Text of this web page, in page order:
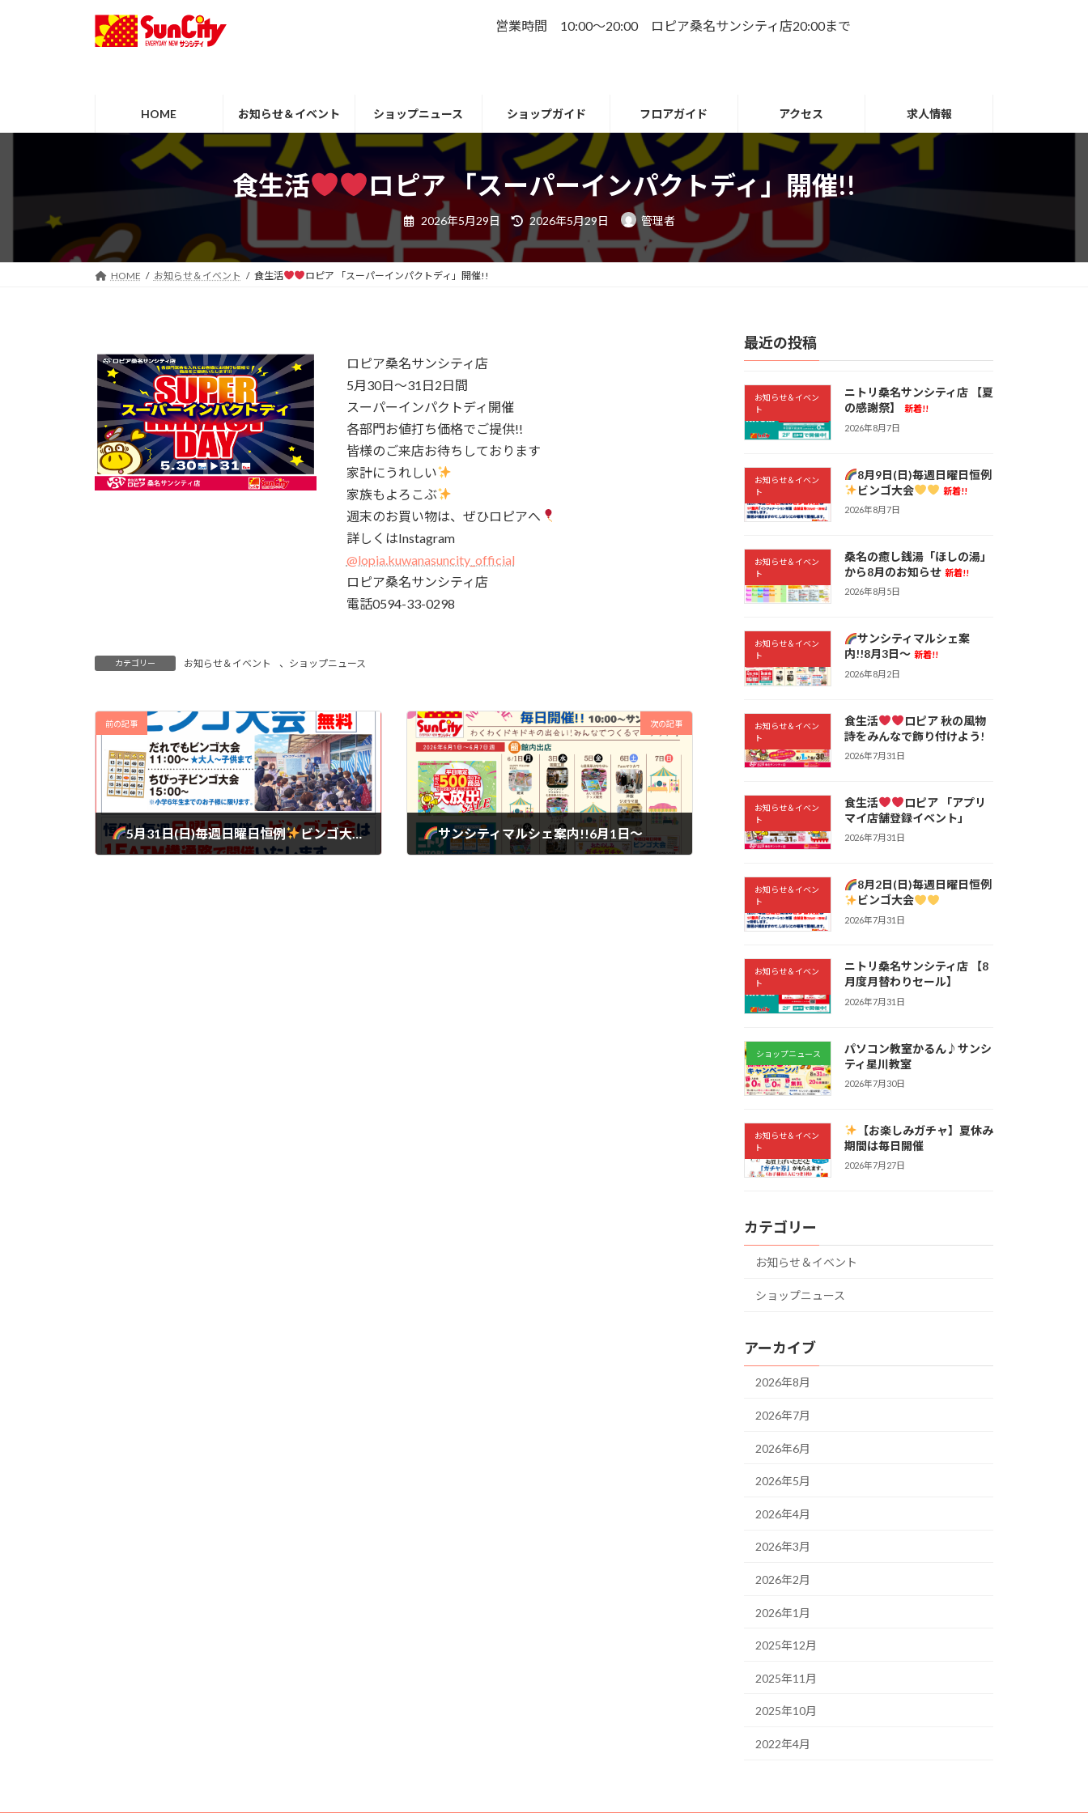
営業時間 10:00～20:00 ロピア桑名サンシティ店20:00まで
HOME お知らせ＆イベント ショップニュース ショップガイド フロアガイド アクセス 求人情報
食生活 ロピア 「スーパーインパクトディ」開催!!
2026年5月29日
最
終
更
新
日
2026年5月29日 管理者
HOME お知らせ＆イベント 食生活 ロピア 「スーパーインパクトディ」開催!!
ロピア桑名サンシティ店
5月30日～31日2日間
スーパーインパクトディ開催
各部門お値打ち価格でご提供!!
皆様のご来店お待ちしております
家計にうれしい
家族もよろこぶ
週末のお買い物は、ぜひロピアへ
詳しくはInstagram
@lopia.kuwanasuncity_official
ロピア桑名サンシティ店
電話0594-33-0298
カテゴリー お知らせ＆イベント 、 ショップニュース
前の記事
5月31日(日)毎週日曜日恒例 ビンゴ大会
次の記事
サンシティマルシェ案内!!6月1日～
最近の投稿
お知らせ＆イベン
ト
ニトリ桑名サンシティ店 【夏
の感謝祭】
新着!!
2026年8月7日
お知らせ＆イベン
ト
8月9日(日)毎週日曜日恒例
ビンゴ大会
新着!!
2026年8月7日
お知らせ＆イベン
ト
桑名の癒し銭湯「ほしの湯」
から8月のお知らせ 新着!!
2026年8月5日
お知らせ＆イベン
ト
サンシティマルシェ案
内!!8月3日～ 新着!!
2026年8月2日
お知らせ＆イベン
ト
食生活
ロピア 秋の風物
詩をみんなで飾り付けよう!
2026年7月31日
お知らせ＆イベン
ト
食生活
ロピア 「アプリ
マイ店舗登録イベント」
2026年7月31日
お知らせ＆イベン
ト
8月2日(日)毎週日曜日恒例
ビンゴ大会
2026年7月31日
お知らせ＆イベン
ト
ニトリ桑名サンシティ店 【8
月度月替わりセール】
2026年7月31日
ショップニュース
パソコン教室かるん♪サンシ
ティ星川教室
2026年7月30日
お知らせ＆イベン
ト
【お楽しみガチャ】夏休み
期間は毎日開催
2026年7月27日
カテゴリー
お知らせ＆イベント
ショップニュース
アーカイブ
2026年8月
2026年7月
2026年6月
2026年5月
2026年4月
2026年3月
2026年2月
2026年1月
2025年12月
2025年11月
2025年10月
2022年4月